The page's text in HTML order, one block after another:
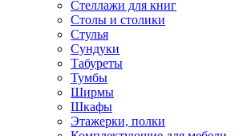
Стеллажи для книг
Столы и столики
Стулья
Сундуки
Табуреты
Тумбы
Ширмы
Шкафы
Этажерки, полки